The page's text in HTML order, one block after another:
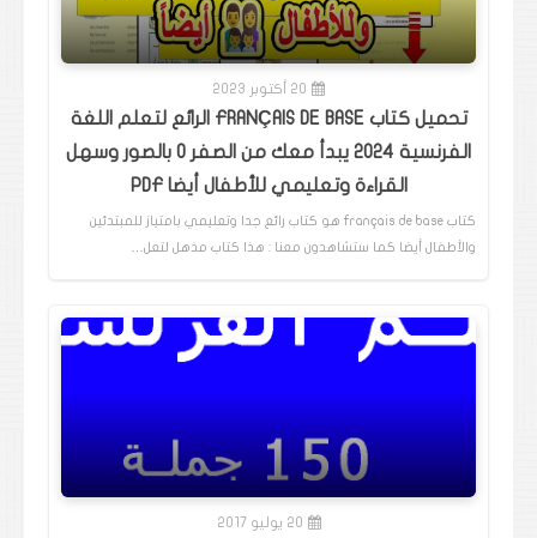
20 أكتوبر 2023
تحميل كتاب FRANÇAIS DE BASE الرائع لتعلم اللغة
الفرنسية 2024 يبدأ معك من الصفر 0 بالصور وسهل
القراءة وتعليمي للأطفال أيضا PDF
كتاب français de base هو كتاب رائع جدا وتعليمي بامتياز للمبتدئين
والأطفال أيضا كما ستشاهدون معنا : هذا كتاب مذهل لتعل…
20 يوليو 2017